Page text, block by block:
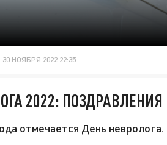
30 НОЯБРЯ 2022 22:35
2022:
отмечается День